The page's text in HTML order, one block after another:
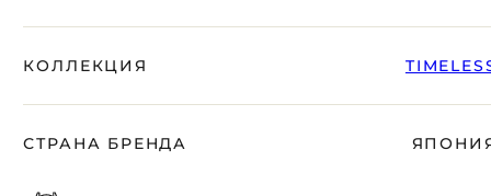
КОЛЛЕКЦИЯ
СТРАНА БРЕНДА